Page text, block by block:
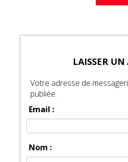
LAISSER UN
Votre adresse de
publiée.
Email :
Nom :